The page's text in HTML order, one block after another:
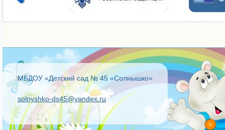
МБДОУ «Детский сад № 45 «Солнышко»
solnyshko-ds45@yandex.ru